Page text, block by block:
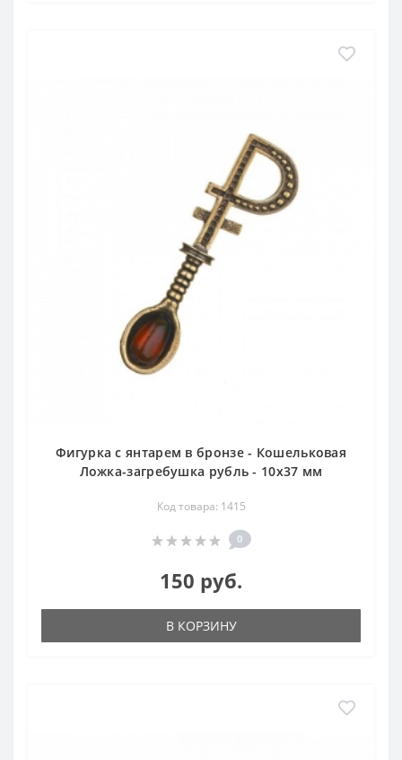
Фигурка с янтарем в бронзе - Кошельковая
Ложка-загребушка рубль - 10х37 мм
Код товара: 1415
0
150 руб.
В КОРЗИНУ